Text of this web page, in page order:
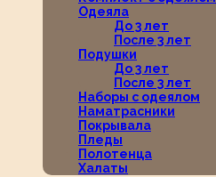
Одеяла
До 3 лет
После 3 лет
Подушки
До 3 лет
После 3 лет
Наборы с одеялом
Наматрасники
Покрывала
Пледы
Полотенца
Халаты